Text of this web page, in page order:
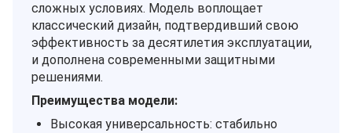
сложных условиях. Модель воплощает
классический дизайн, подтвердивший свою
эффективность за десятилетия эксплуатации,
и дополнена современными защитными
решениями.
Преимущества модели:
Высокая универсальность: стабильно